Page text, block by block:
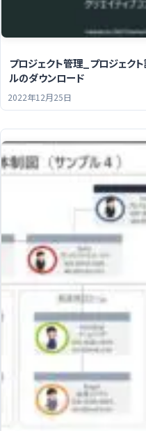
プロジェクト管理_プロジェクト
ルのダウンロード
2022年12月25日